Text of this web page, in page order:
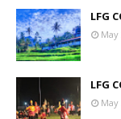
LFG
May
LFG
May